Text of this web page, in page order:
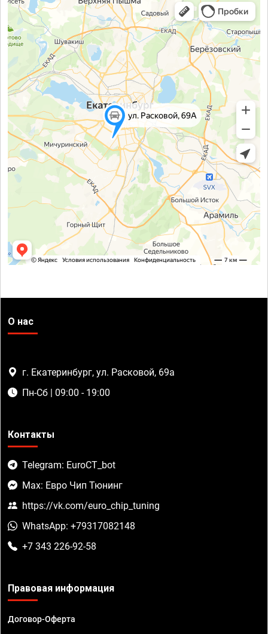
О нас
г. Екатеринбург, ул. Расковой, 69а
Пн-Сб | 09:00 - 19:00
Контакты
Telegram: EuroCT_bot
Max: Евро Чип Тюнинг
https://vk.com/euro_chip_tuning
WhatsApp: +79317082148
+7 343 226-92-58
Правовая информация
Договор-Оферта